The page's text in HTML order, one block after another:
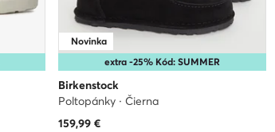
extra -25% Kód: SUMMER
Novinka
Birkenstock
Poltopánky · Čierna
159,99€